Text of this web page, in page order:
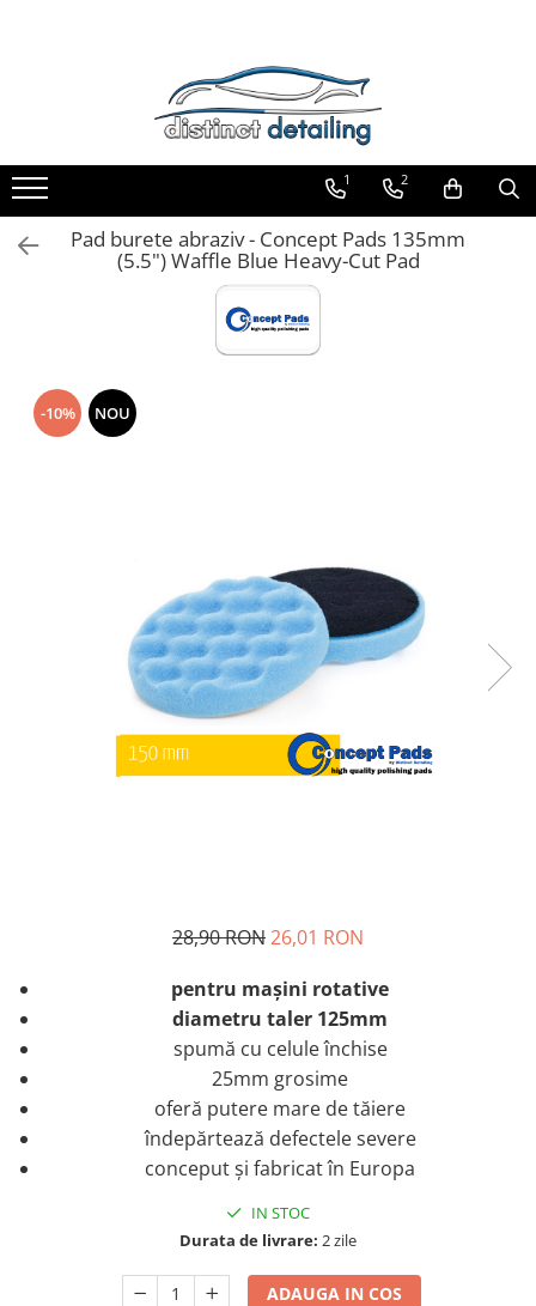
Unelte Tornador®
Piese de Schimb Tornador®
Maşini de Polishat
Talere şi Piese de Schimb
Decontaminare
Maşini de Polishat
Paste Polish Gama Marină
Pad-uri Polish
Interior
Curăţare
Tratamente şi Întreţinere
1 2
Pad burete abraziv - Concept Pads 135mm
(5.5") Waffle Blue Heavy-Cut Pad
-10% NOU
28,90 RON26,01 RON
pentru maşini rotative
diametru taler 125mm
spumă cu celule închise
25mm grosime
oferă putere mare de tăiere
îndepărtează defectele severe
conceput şi fabricat în Europa
IN STOC
Durata de livrare: 2 zile
ADAUGA IN COS